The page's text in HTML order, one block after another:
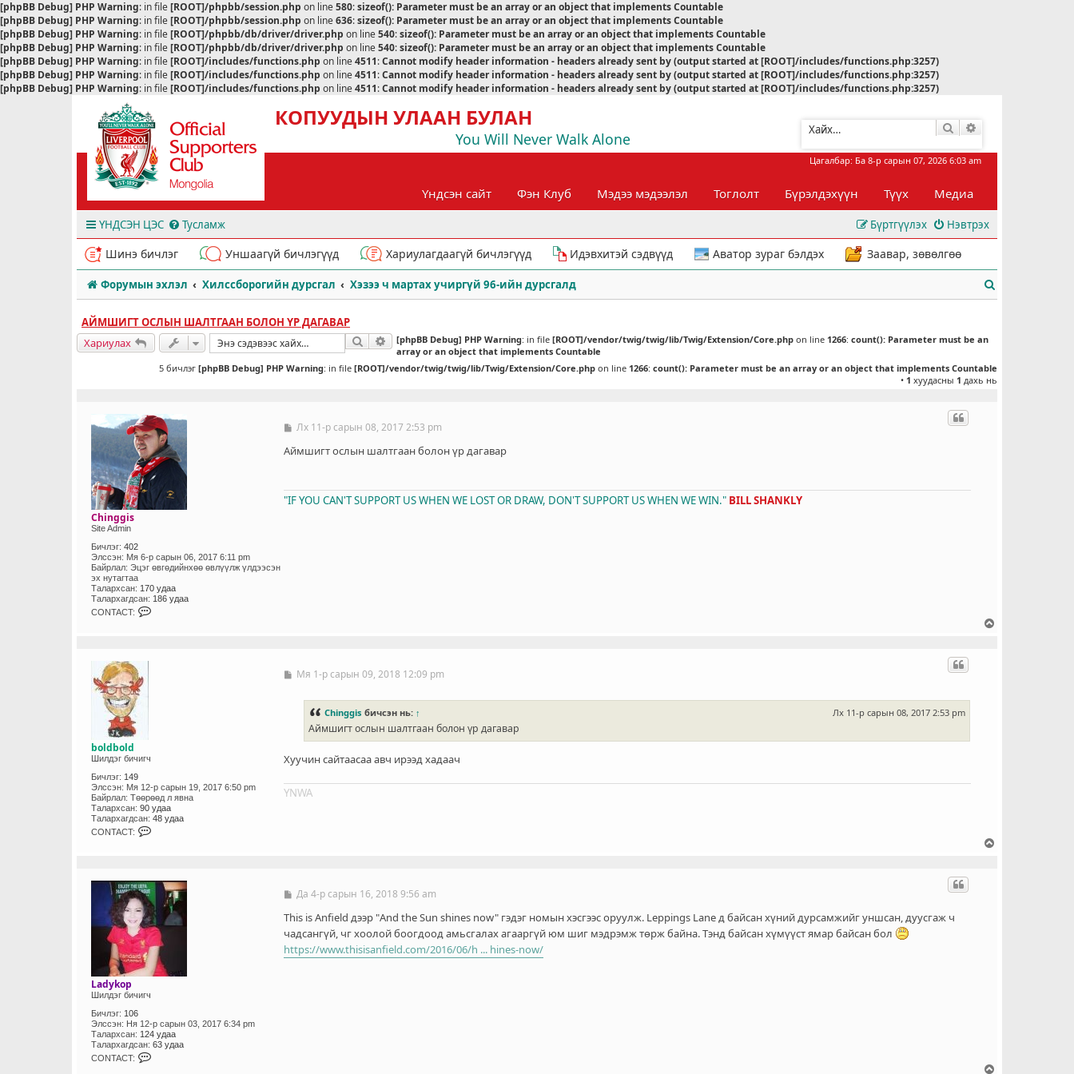
[phpBB Debug] PHP Warning: in file[ROOT]/phpbb/session.php on line580:sizeof(): Parameter must be an array or an object that implements Countable
[phpBB Debug] PHP Warning: in file[ROOT]/phpbb/session.php on line636:sizeof(): Parameter must be an array or an object that implements Countable
[phpBB Debug] PHP Warning: in file[ROOT]/phpbb/db/driver/driver.php on line540:sizeof(): Parameter must be an array or an object that implements Countable
[phpBB Debug] PHP Warning: in file[ROOT]/phpbb/db/driver/driver.php on line540:sizeof(): Parameter must be an array or an object that implements Countable
[phpBB Debug] PHP Warning: in file[ROOT]/includes/functions.php on line4511:Cannot modify header information - headers already sent by (output started at [ROOT]/includes/functions.php:3257)
[phpBB Debug] PHP Warning: in file[ROOT]/includes/functions.php on line4511:Cannot modify header information - headers already sent by (output started at [ROOT]/includes/functions.php:3257)
[phpBB Debug] PHP Warning: in file[ROOT]/includes/functions.php on line4511:Cannot modify header information - headers already sent by (output started at [ROOT]/includes/functions.php:3257)
КОПУУДЫН УЛААН БУЛАН
You Will Never Walk Alone
Хайлт
Цагалбар: Ба 8-р сарын 07, 2026 6:03 am
Үндсэн сайт Фэн Клуб Мэдээ мэдээлэл Тоглолт Бүрэлдэхүүн Түүх Медиа
ҮНДСЭН ЦЭС Тусламж Нэвтрэх
Бүртгүүлэх
Шинэ бичлэг Уншаагүй бичлэгүүд Хариулагдаагүй бичлэгүүд Идэвхитэй сэдвүүд Аватор зураг бэлдэх Заавар, зөвөлгөө
Форумын эхлэл Хилссборогийн дурсгал Хэзээ ч мартах учиргүй 96-ийн дурсгалд
АЙМШИГТ ОСЛЫН ШАЛТГААН БОЛОН ҮР ДАГАВАР
Хариулах
Хайлт Нарийвчилсан хайлт
[phpBB Debug] PHP Warning: in file [ROOT]/vendor/twig/twig/lib/Twig/Extension/Core.php on line 1266: count(): Parameter must be an
array or an object that implements Countable
5 бичлэг [phpBB Debug] PHP Warning: in file [ROOT]/vendor/twig/twig/lib/Twig/Extension/Core.php on line 1266: count(): Parameter must be an array or an object that implements Countable
• 1 хуудасны 1 дахь нь
Chinggis
Site Admin
Бичлэг: 402
Элссэн: Мя 6-р сарын 06, 2017 6:11 pm
Байрлал: Эцэг өвгөдийнхөө өвлүүлж үлдээсэн
эх нутагтаа
Талархсан: 170 удаа
Талархагдсан: 186 удаа
CONTACT:
Б
ч
Лх 11-р сарын 08, 2017 2:53 pm
Аймшигт ослын шалтгаан болон үр дагавар
"IF YOU CAN'T SUPPORT US WHEN WE LOST OR DRAW, DON'T SUPPORT US WHEN WE WIN." BILL SHANKLY
boldbold
Шилдэг бичигч
Бичлэг: 149
Элссэн: Мя 12-р сарын 19, 2017 6:50 pm
Байрлал: Төөрөөд л явна
Талархсан: 90 удаа
Талархагдсан: 48 удаа
CONTACT:
C
_
U
S
E
R
БМя 1-р сарын 09, 2018 12:09 pm
Chinggis бичсэн нь: ↑ Лх 11-р сарын 08, 2017 2:53 pm
Аймшигт ослын шалтгаан болон үр дагавар
Хуучин сайтаасаа авч ирээд хадаач
YNWA
Ladykop
Шилдэг бичигч
Бичлэг: 106
Элссэн: Ня 12-р сарын 03, 2017 6:34 pm
Талархсан: 124 удаа
Талархагдсан: 63 удаа
CONTACT:
Б
ч
э
г
Да 4-р сарын 16, 2018 9:56 am
This is Anfield дээр "And the Sun shines now" гэдэг номын хэсгээс оруулж. Leppings Lane д байсан хүний дурсамжийг уншсан, дуусгаж ч
чадсангүй, чг хоолой боогдоод амьсгалах агааргүй юм шиг мэдрэмж төрж байна. Тэнд байсан хүмүүст ямар байсан бол
https://www.thisisanfield.com/2016/06/h ... hines-now/